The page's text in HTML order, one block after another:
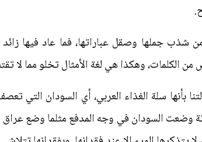
شذب جملها وصقل عباراتها، فما عاد فيها
من الكلمات، وهكذا هي لغة الأمثال تخلو مما لا
بأنها سلة الغذاء العربي، أي السودان التي
وضعت السودان في وجه المدفع مثلما وضع عراق